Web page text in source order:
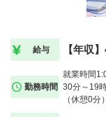
給与 【年収
勤務時間
就業時間
30分～19
（休憩0分）